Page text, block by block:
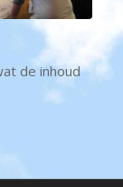
de inhoud